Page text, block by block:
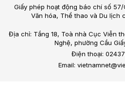
Giấy phép hoạt động báo chí số
Văn hóa, Thể thao và Du lịch
Địa chỉ: Tầng 18, Toà nhà Cục Viễn
Nghệ, phường Cầu
Điện thoại:
Email: